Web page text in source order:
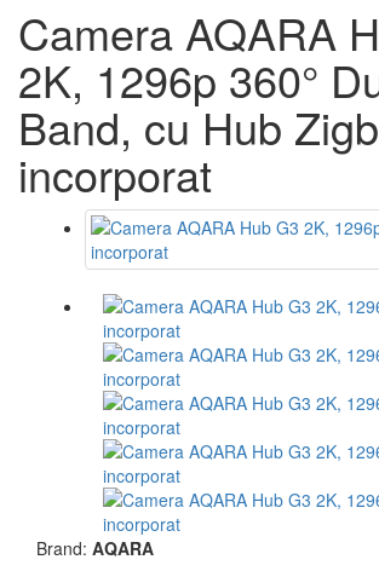
Camera AQARA
2K, 1296p 360°
Band, cu Hub
incorporat
Brand: AQARA